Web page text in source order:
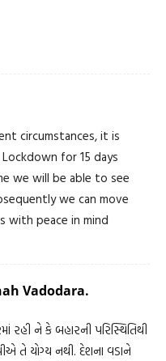
circumstances, it is
for 15 days
we will be able to see
we can move
with peace in mind
Vadodara.
ને કે બહારની પરિસ્થિતિથી
તે યોગ્ય નથી. દેશના વડાને